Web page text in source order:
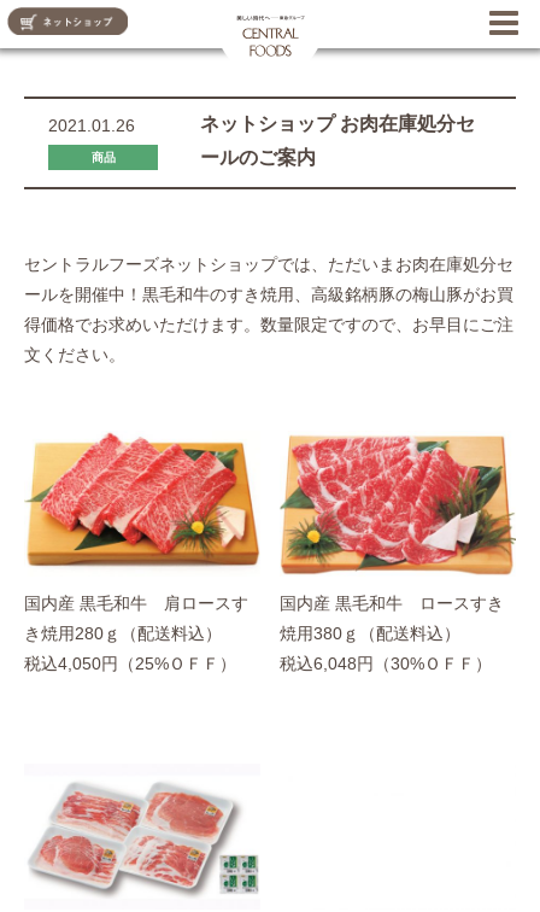
2021.01.26
商品
ネットショップ お肉在庫処分セ
ールのご案内
セントラルフーズネットショップでは、ただいまお肉在庫処分セ
ールを開催中！黒毛和牛のすき焼用、高級銘柄豚の梅山豚がお買
得価格でお求めいただけます。数量限定ですので、お早目にご注
文ください。
国内産 黒毛和牛 肩ロースす
き焼用280ｇ（配送料込）
税込4,050円（25%ＯＦＦ）
国内産 黒毛和牛 ロースすき
焼用380ｇ（配送料込）
税込6,048円（30%ＯＦＦ）